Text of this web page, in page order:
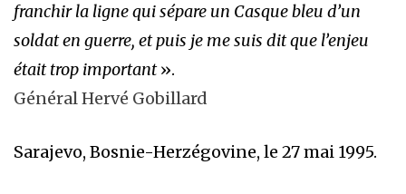
franchir la ligne qui sépare un Casque bleu d’un
soldat en guerre, et puis je me suis dit que l’enjeu
était trop important».
Général Hervé Gobillard
Sarajevo, Bosnie-Herzégovine, le 27 mai 1995.